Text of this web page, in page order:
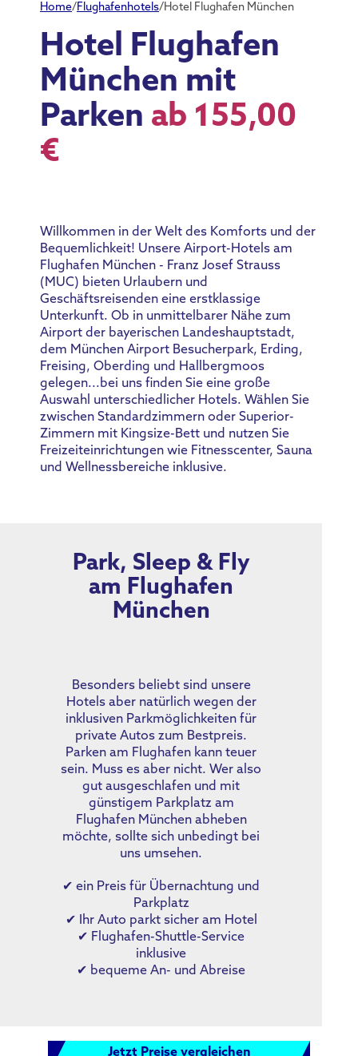
Home/Flughafenhotels/Hotel Flughafen München
Hotel Flughafen
München mit
Parken ab 155,00
€
Willkommen in der Welt des Komforts und der
Bequemlichkeit! Unsere Airport-Hotels am
Flughafen München - Franz Josef Strauss
(MUC) bieten Urlaubern und
Geschäftsreisenden eine erstklassige
Unterkunft. Ob in unmittelbarer Nähe zum
Airport der bayerischen Landeshauptstadt,
dem München Airport Besucherpark, Erding,
Freising, Oberding und Hallbergmoos
gelegen...bei uns finden Sie eine große
Auswahl unterschiedlicher Hotels. Wählen Sie
zwischen Standardzimmern oder Superior-
Zimmern mit Kingsize-Bett und nutzen Sie
Freizeiteinrichtungen wie Fitnesscenter, Sauna
und Wellnessbereiche inklusive.
Park, Sleep & Fly
am Flughafen
München
Besonders beliebt sind unsere
Hotels aber natürlich wegen der
inklusiven Parkmöglichkeiten für
private Autos zum Bestpreis.
Parken am Flughafen kann teuer
sein. Muss es aber nicht. Wer also
gut ausgeschlafen und mit
günstigem Parkplatz am
Flughafen München abheben
möchte, sollte sich unbedingt bei
uns umsehen.
✔ ein Preis für Übernachtung und
Parkplatz
✔ Ihr Auto parkt sicher am Hotel
✔ Flughafen-Shuttle-Service
inklusive
✔ bequeme An- und Abreise
Jetzt Preise vergleichen